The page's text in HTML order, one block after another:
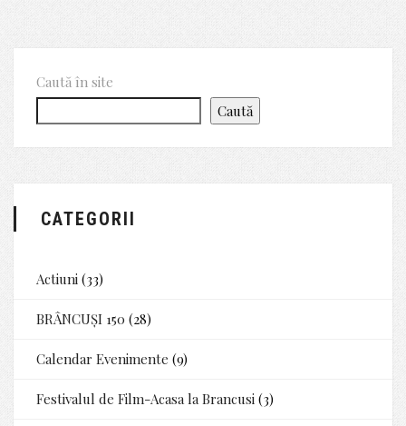
Caută în site
Caută
CATEGORII
Actiuni (33)
BRÂNCUȘI 150 (28)
Calendar Evenimente (9)
Festivalul de Film-Acasa la Brancusi (3)